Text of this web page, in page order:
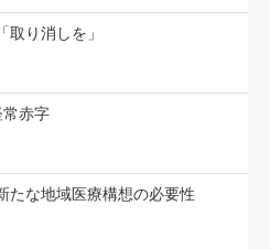
り消しを」
常赤字
たな地域医療構想の必要性